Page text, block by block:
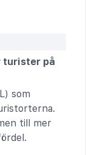
på
som
till mer